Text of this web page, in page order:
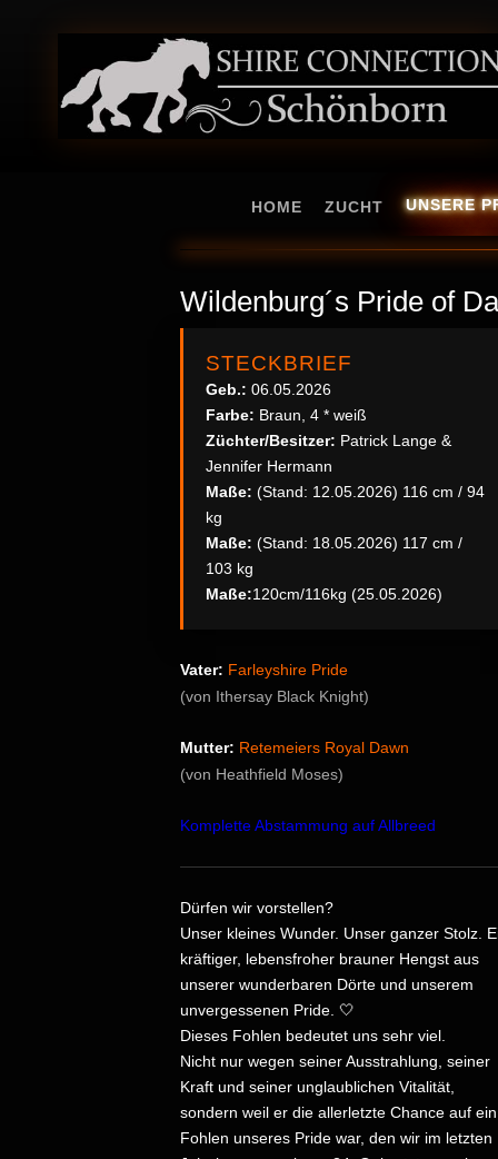
HOME ZUCHT UNSERE
Wildenburg´s Pride of
STECKBRIEF
Geb.: 06.05.2026
Farbe: Braun, 4 * weiß
Züchter/Besitzer: Patrick Lange &
Jennifer Hermann
Maße: (Stand: 12.05.2026) 116 cm / 94
kg
Maße: (Stand: 18.05.2026) 117 cm /
103 kg
Maße:120cm/116kg (25.05.2026)
Vater: Farleyshire Pride
(von Ithersay Black Knight)
Mutter: Retemeiers Royal Dawn
(von Heathfield Moses)
Komplette Abstammung auf Allbreed
Dürfen wir vorstellen?
Unser kleines Wunder. Unser ganzer Stolz.
kräftiger, lebensfroher brauner Hengst aus
unserer wunderbaren Dörte und unserem
unvergessenen Pride. 🤍
Dieses Fohlen bedeutet uns sehr viel.
Nicht nur wegen seiner Ausstrahlung, seiner
Kraft und seiner unglaublichen Vitalität,
sondern weil er die allerletzte Chance auf ein
Fohlen unseres Pride war, den wir im letzten